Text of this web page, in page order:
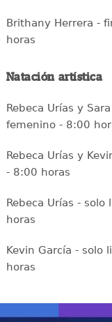
Brithany Herrera -
horas
Natación artística
Rebeca Urías y
femenino - 8:00
Rebeca Urías y
- 8:00 horas
Rebeca Urías -
horas
Kevin García - solo
horas